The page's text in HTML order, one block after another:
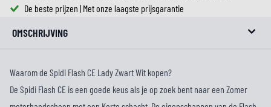
De beste prijzen | Met onze laagste prijsgarantie
OMSCHRIJVING
Waarom de Spidi Flash CE Lady Zwart Wit kopen?
De Spidi Flash CE is een goede keus als je op zoek bent naar een Zomer